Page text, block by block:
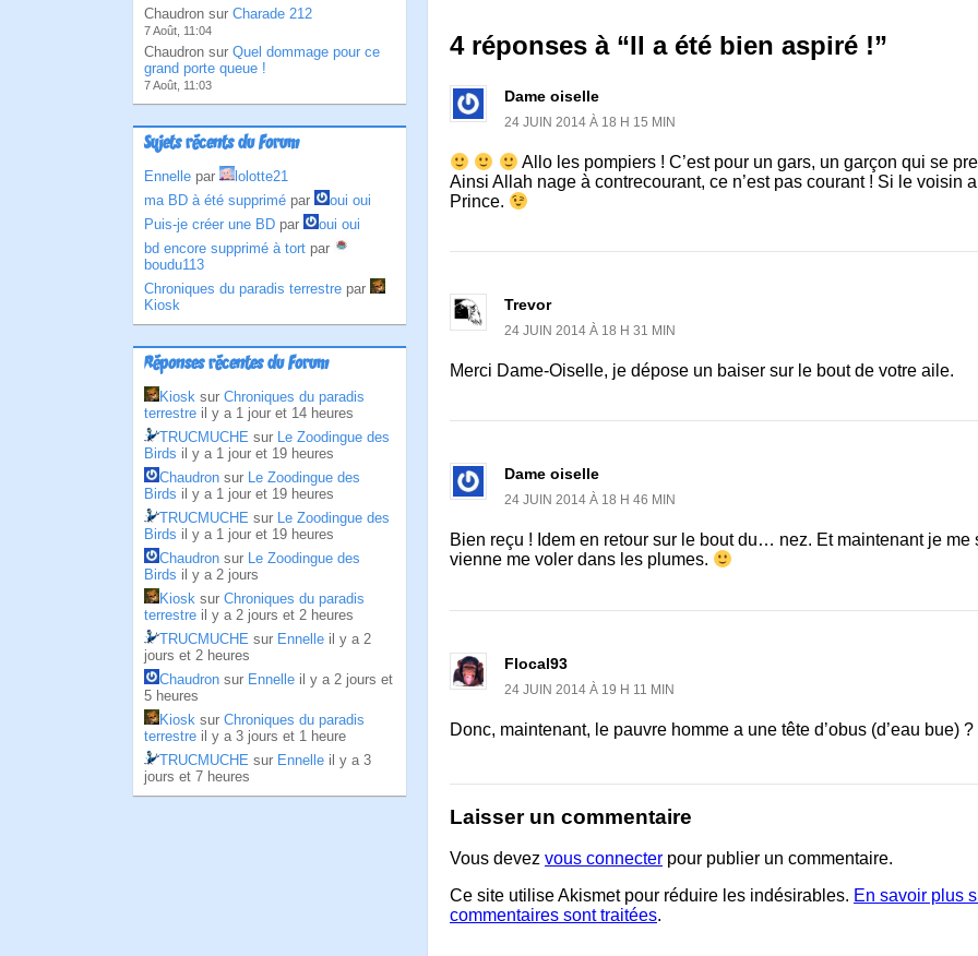
Chaudron sur Charade 212
7 Août, 11:04
Chaudron sur Quel dommage pour ce
grand porte queue !
7 Août, 11:03
Sujets récents du Forum
Ennelle par
lolotte21
ma BD à été supprimé par
oui oui
Puis-je créer une BD par
oui oui
bd encore supprimé à tort par
boudu113
Chroniques du paradis terrestre par
Kiosk
Réponses récentes du Forum
Kiosk sur Chroniques du paradis
terrestre il y a 1 jour et 14 heures
TRUCMUCHE sur Le Zoodingue des
Birds il y a 1 jour et 19 heures
Chaudron sur Le Zoodingue des
Birds il y a 1 jour et 19 heures
TRUCMUCHE sur Le Zoodingue des
Birds il y a 1 jour et 19 heures
Chaudron sur Le Zoodingue des
Birds il y a 2 jours
Kiosk sur Chroniques du paradis
terrestre il y a 2 jours et 2 heures
TRUCMUCHE sur Ennelle il y a 2
jours et 2 heures
Chaudron sur Ennelle il y a 2 jours et
5 heures
Kiosk sur Chroniques du paradis
terrestre il y a 3 jours et 1 heure
TRUCMUCHE sur Ennelle il y a 3
jours et 7 heures
4 réponses à “Il a été bien aspiré !”
Dame oiselle
24 JUIN 2014 À 18 H 15 MIN
Allo les pompiers ! C’est pour un gars, un garçon qui se
Ainsi Allah nage à contrecourant, ce n’est pas courant ! Si le voisin
Prince.
Trevor
24 JUIN 2014 À 18 H 31 MIN
Merci Dame-Oiselle, je dépose un baiser sur le bout de votre aile.
Dame oiselle
24 JUIN 2014 À 18 H 46 MIN
Bien reçu ! Idem en retour sur le bout du… nez. Et maintenant je me
vienne me voler dans les plumes.
Flocal93
24 JUIN 2014 À 19 H 11 MIN
Donc, maintenant, le pauvre homme a une tête d’obus (d’eau bue) ?
Laisser un commentaire
Vous devez vous connecter pour publier un commentaire.
Ce site utilise Akismet pour réduire les indésirables. En savoir plus
commentaires sont traitées.